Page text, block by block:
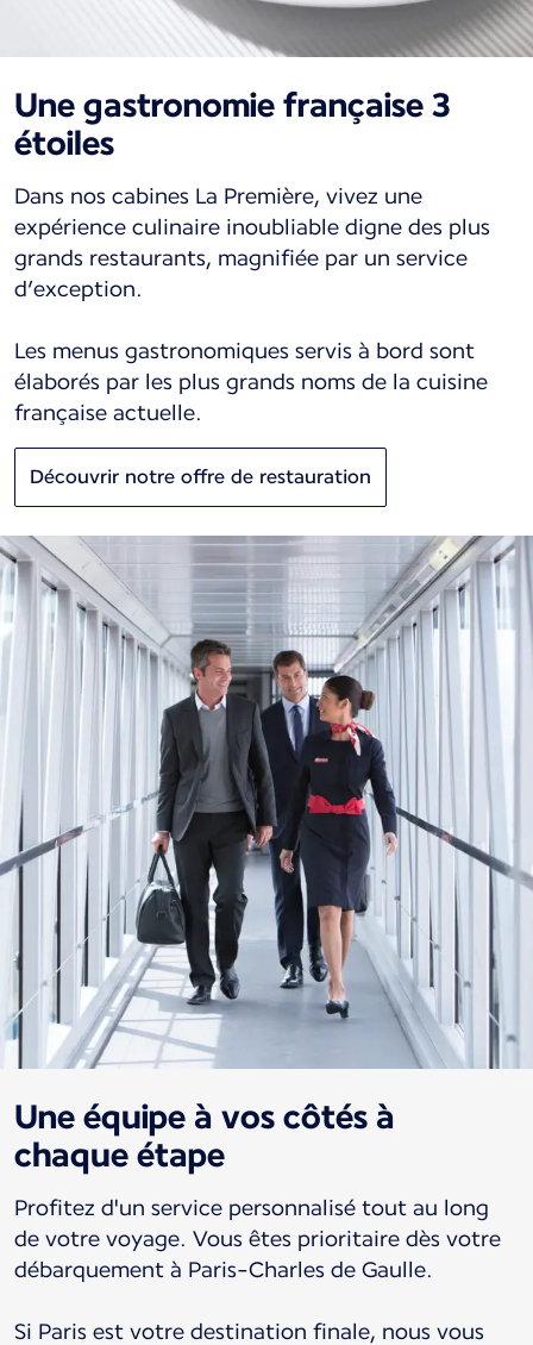
Une gastronomie française 3
étoiles
Dans nos cabines La Première, vivez une
expérience culinaire inoubliable digne des plus
grands restaurants, magnifiée par un service
d’exception.
Les menus gastronomiques servis à bord sont
élaborés par les plus grands noms de la cuisine
française actuelle.
Découvrir notre offre de restauration
Une équipe à vos côtés à
chaque étape
Profitez d'un service personnalisé tout au long
de votre voyage. Vous êtes prioritaire dès votre
débarquement à Paris-Charles de Gaulle.
Si Paris est votre destination finale, nous vous